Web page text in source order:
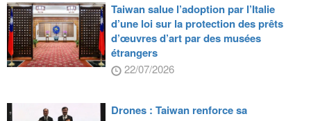
Taiwan salue l’adoption par l’Italie
d’une loi sur la protection des prêts
d’œuvres d’art par des musées
étrangers
22/07/2026
Drones : Taiwan renforce sa